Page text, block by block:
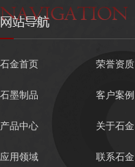
石金首页 荣誉资质
石墨制品 客户案例
产品中心 关于石金
应用领域 联系石金